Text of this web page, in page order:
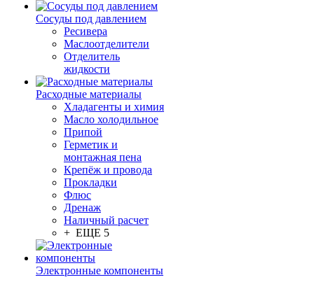
Сосуды под давлением
Ресивера
Маслоотделители
Отделитель
жидкости
Расходные материалы
Хладагенты и химия
Масло холодильное
Припой
Герметик и
монтажная пена
Крепёж и провода
Прокладки
Флюс
Дренаж
Наличный расчет
+ ЕЩЕ 5
Электронные компоненты